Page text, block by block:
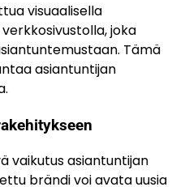
visuaalisella
joka
Tämä
asiantuntijan
vaikutus asiantuntijan
brändi voi avata uusia